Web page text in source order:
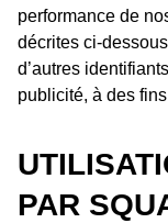
performance de
décrites ci-
d’autres
publicité, à des
PAR